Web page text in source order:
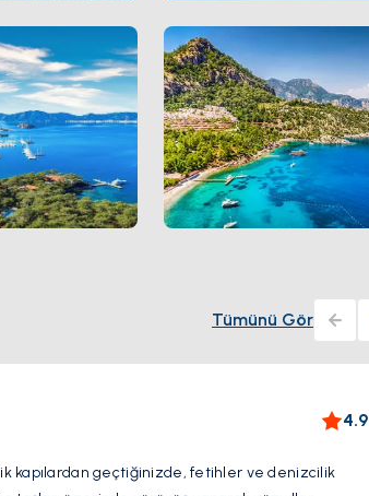
Tümünü Gör
4.9
kapılardan geçtiğinizde, fetihler ve denizcilik